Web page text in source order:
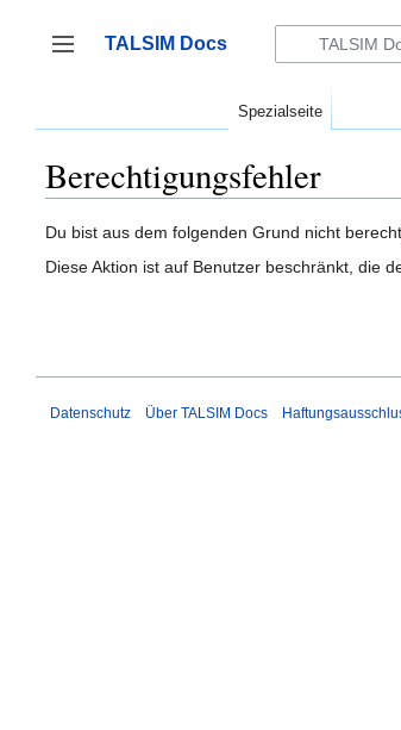
springen
Seitenleiste umschalten
TALSIM Docs
Spezialseite
Berechtigungsfehler
Du bist aus dem folgenden Grund nicht
Diese Aktion ist auf Benutzer beschränkt, die
Datenschutz Über TALSIM Docs